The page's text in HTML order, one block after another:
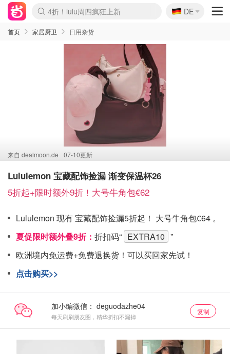
Boticinal 夏促开抢！
4折！lulu周四疯狂上新
还没结束！&OtherStories大促
Joybuy变相75折 随时失效
速领！Stanley独家85折
疑似霸哥！Camper额外叠85折
Zalando 奥莱闪促！每日更新
Moncler反季囤！5折起+叠9折
Coach Brooklyn仅€192
🇩🇪
DE
首页 家居厨卫 日用杂货
来自 dealmoon.de 07-10更新
Lululemon 宝藏配饰捡漏 渐变保温杯26
5折起+限时额外9折！大号牛角包€62
Lululemon 现有 宝藏配饰捡漏5折起！ 大号牛角包€64 。
夏促限时额外叠9折： 折扣码“ EXTRA10 ”
欧洲境内免运费+免费退换货！可以买回家先试！
点击购买>>
加小编微信：
每天刷刷朋友圈，精华折扣不漏掉
复制